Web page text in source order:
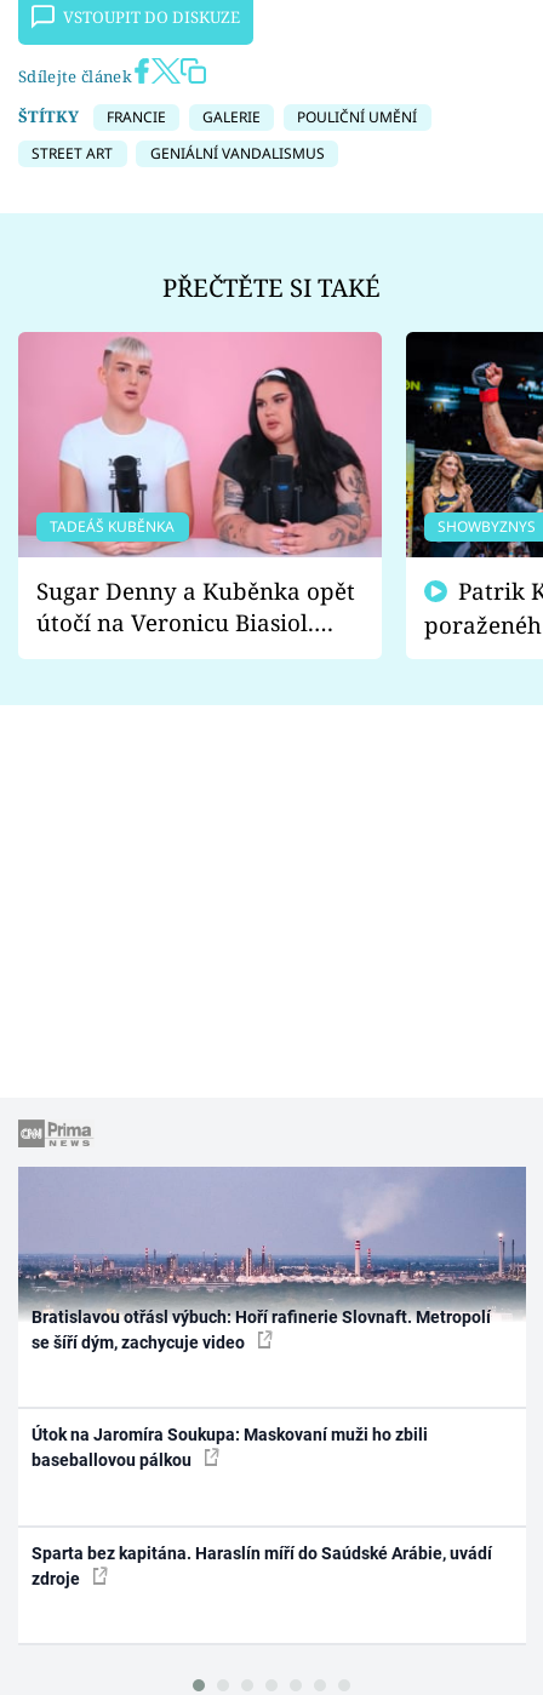
VSTOUPIT DO DISKUZE
Sdílejte článek
ŠTÍTKY
FRANCIE GALERIE
POULIČNÍ UMĚNÍ
STREET ART
GENIÁLNÍ VANDALISMUS
PŘEČTĚTE SI TAKÉ
TADEÁŠ KUBĚNKA
Sugar Denny a Kuběnka opět
útočí na Veronicu Biasiol.
Proč je podle nich falešná a
SHOWBYZNYS
fanoušci
Bratislavou otřásl výbuch: Hoří rafinerie Slovnaft. Metropolí
se šíří dým, zachycuje video
Útok na Jaromíra Soukupa: Maskovaní muži ho zbili
baseballovou pálkou
Sparta bez kapitána. Haraslín míří do Saúdské Arábie, uvádí
zdroje